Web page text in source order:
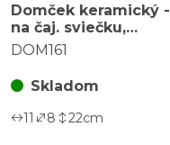
Domček keramický -
na čaj. sviečku,
poschodový, hnedý
DOM161
Skladom
11 8 22cm